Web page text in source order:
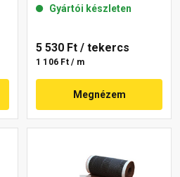
Gyártói készleten
5 530 Ft / tekercs
1 106 Ft / m
Megnézem